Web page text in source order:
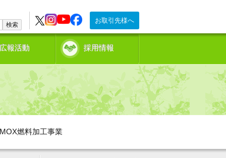
お取引先様へ
検索
報活動 採用情報
燃料加工事業